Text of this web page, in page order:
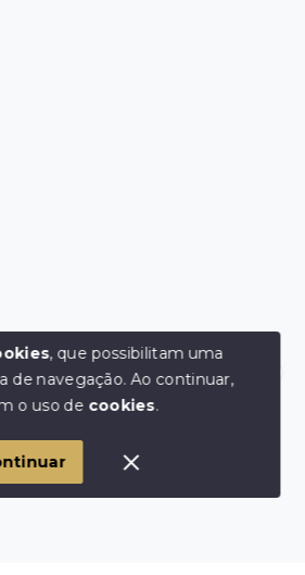
Consultoria de Imóveis -
Corretores Online
, que possibilitam uma
de navegação.Ao continuar,
o uso de cookies.